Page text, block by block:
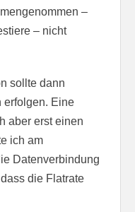
–
– nicht
sollte dann
erfolgen. Eine
aber erst einen
ich am
Datenverbindung
die Flatrate